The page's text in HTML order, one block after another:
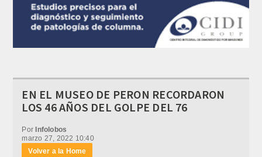
EN EL MUSEO DE PERON RECORDARON
LOS 46 AÑOS DEL GOLPE DEL 76
PorInfolobos
marzo 27, 2022 10:40
Volver a la Home